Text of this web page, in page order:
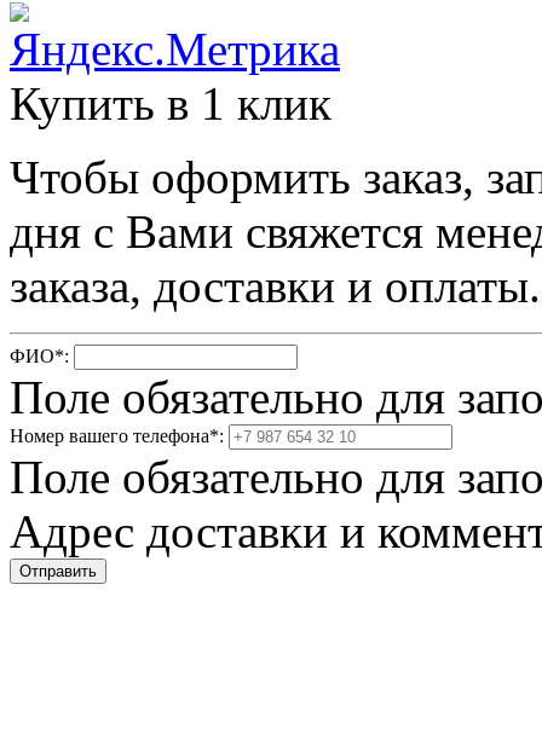
Купить в 1 клик
Чтобы оформить заказ,
дня с Вами свяжется
заказа, доставки и оплаты.
ФИО*:
Поле обязательно для
Номер вашего телефона*:
Поле обязательно для
Адрес доставки и